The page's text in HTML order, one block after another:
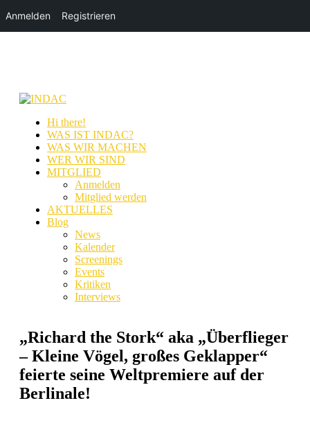
Anmelden Registrieren
Hi there!
WAS IST INDAC?
WAS WIR MACHEN
WER WIR SIND
MITGLIED
Anmelden
Mitglied werden
AKTUELLES
Blog
News
Kalender
Screenings
Events
Kritiken
Interviews
„Richard the Stork“ aka „Überflieger
– Kleine Vögel, großes Geklapper“
feierte seine Weltpremiere auf der
Berlinale!